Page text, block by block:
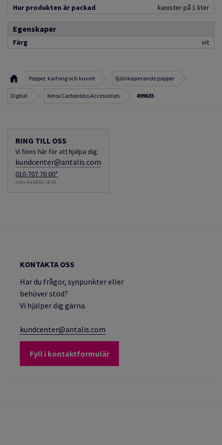
Hur produkten är packad
kanister på 1 liter
Egenskaper
Färg vit
Papper, kartong och kuvert Självkopierande papper
Digital Xerox Carbonless Accessories 499635
RING TILL OSS
Vi finns här för att hjälpa dig.
kundcenter@antalis.com
010-707 70 00*
mån-fre 08:00-16:30
KONTAKTA OSS
Har du frågor, synpunkter eller
behöver stöd?
Vi hjälper dig gärna.
kundcenter@antalis.com
Fyll i kontaktformulär